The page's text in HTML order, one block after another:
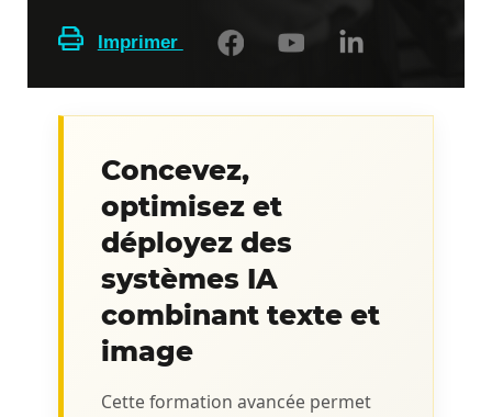
Imprimer
Concevez,
optimisez et
déployez des
systèmes IA
combinant texte et
image
Cette formation avancée permet